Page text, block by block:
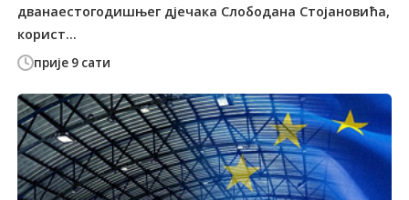
прије 9 сати
дванаестогодишњег дјечака Слободана Стојановића,
корист...